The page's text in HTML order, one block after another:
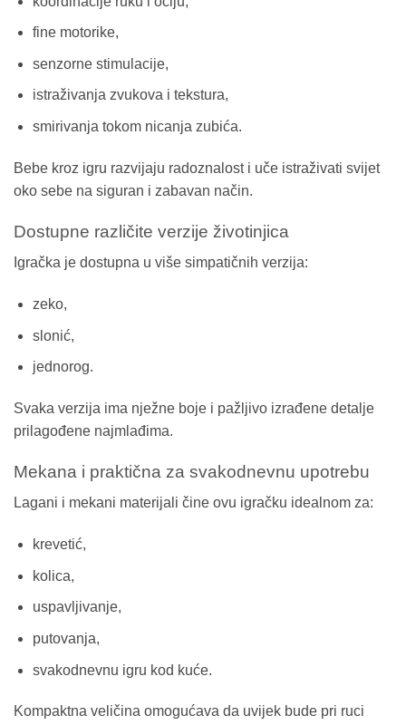
fine motorike,
senzorne stimulacije,
istraživanja zvukova i tekstura,
smirivanja tokom nicanja zubića.
Bebe kroz igru razvijaju radoznalost i uče istraživati svijet
oko sebe na siguran i zabavan način.
Dostupne različite verzije životinjica
Igračka je dostupna u više simpatičnih verzija:
zeko,
slonić,
jednorog.
Svaka verzija ima nježne boje i pažljivo izrađene detalje
prilagođene najmlađima.
Mekana i praktična za svakodnevnu upotrebu
Lagani i mekani materijali čine ovu igračku idealnom za:
krevetić,
kolica,
uspavljivanje,
putovanja,
svakodnevnu igru kod kuće.
Kompaktna veličina omogućava da uvijek bude pri ruci